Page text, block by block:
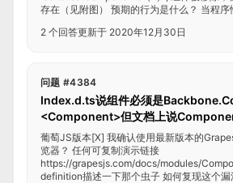
存在（见附图） 预期的行为是什么？ 当程序
2 个回答更新于 2020年12月30日
问题 #4384
Index.d.ts说组件必须是
<Component>但文档上说
葡萄JS版本[X] 我确认使用最新版本的
览器？ 任何可复制演示链接
https://grapesjs.com/docs/modules/
definition描述一下那个虫子 如何复现这个漏